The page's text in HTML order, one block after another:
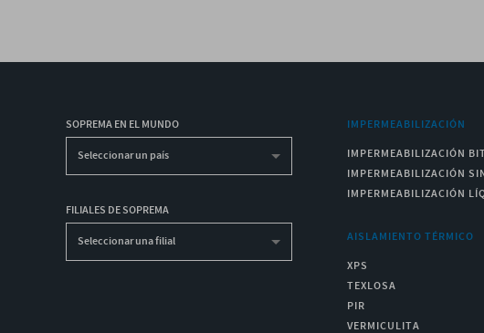
SOPREMA EN EL MUNDO
Seleccionar un país
FILIALES DE SOPREMA
Seleccionar una filial
IMPERMEABILIZACIÓN
IMPERMEABILIZACIÓN
IMPERMEABILIZACIÓN
IMPERMEABILIZACIÓN
AISLAMIENTO TÉRMICO
XPS
TEXLOSA
PIR
VERMICULITA